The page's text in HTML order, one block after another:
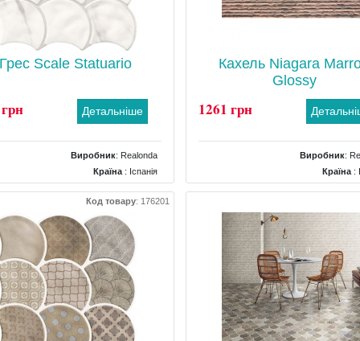
Scale Statuario
Детальніше
Виробник: Realonda
Країна: Іспанія
Колір: Білий
Розміри: 307x307
Кахель Niagara
Glossy
1261 грн
Виробник:
Країна:
Розміри :
Код товару: 176201